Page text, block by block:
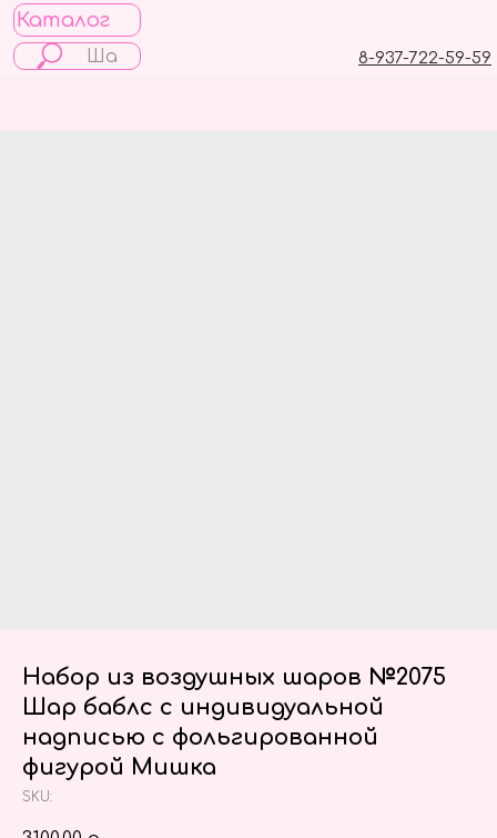
Каталог
8-937-722-59-59
Набор из воздушных шаров №2075
Шар баблс с индивидуальной
надписью с фольгированной
фигурой Мишка
SKU: